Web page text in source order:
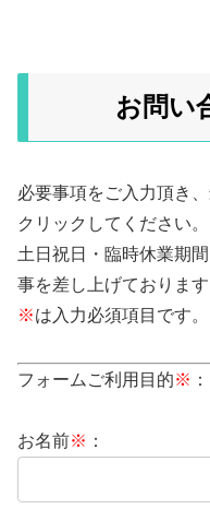
お問い
必要事項をご入力頂き
クリックしてください。
土日祝日・臨時休業期
事を差し上げております
※は入力必須項目です。
フォームご利用目的※ ：
お名前※ ：